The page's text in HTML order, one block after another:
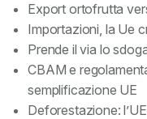
Export ortofrutta
Importazioni, la Ue
Prende il via lo
CBAM e
semplificazione UE
Deforestazione: